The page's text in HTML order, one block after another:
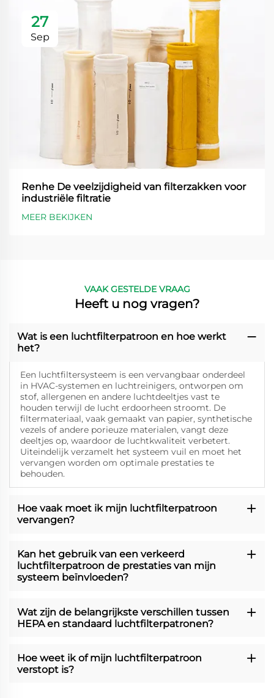
27
Sep
Renhe De veelzijdigheid van filterzakken voor
industriële filtratie
MEER BEKIJKEN
VAAK GESTELDE VRAAG
Heeft u nog vragen?
Wat is een luchtfilterpatroon en hoe werkt
het?
Een luchtfiltersysteem is een vervangbaar onderdeel
in HVAC-systemen en luchtreinigers, ontworpen om
stof, allergenen en andere luchtdeeltjes vast te
houden terwijl de lucht erdoorheen stroomt. De
filtermateriaal, vaak gemaakt van papier, synthetische
vezels of andere porieuze materialen, vangt deze
deeltjes op, waardoor de luchtkwaliteit verbetert.
Uiteindelijk verzamelt het systeem vuil en moet het
vervangen worden om optimale prestaties te
behouden.
Hoe vaak moet ik mijn luchtfilterpatroon
vervangen?
Kan het gebruik van een verkeerd
luchtfilterpatroon de prestaties van mijn
systeem beïnvloeden?
Wat zijn de belangrijkste verschillen tussen
HEPA en standaard luchtfilterpatronen?
Hoe weet ik of mijn luchtfilterpatroon
verstopt is?